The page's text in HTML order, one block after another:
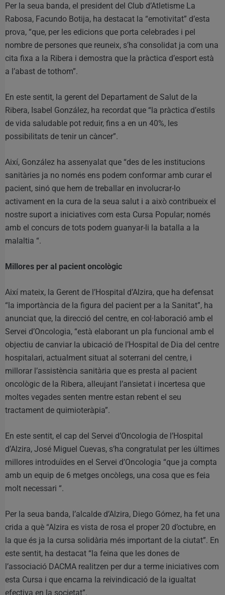
Per la seua banda, el president del Club d’Atletisme La
Rabosa, Facundo Botija, ha destacat la “emotivitat” d’esta
prova, “que, per les edicions que porta celebrades i pel
nombre de persones que reuneix, s’ha consolidat ja com una
cita fixa a la Ribera i demostra que la pràctica d’esport està
a l’abast de tothom”.
En este sentit, la gerent del Departament de Salut de la
Ribera, Isabel González, ha recordat que “la pràctica d’estils
de vida saludable pot reduir, fins a en un 40%, les
possibilitats de tenir un càncer”.
Així, González ha assenyalat que “des de les institucions
sanitàries ja no només ens podem conformar amb curar el
pacient, sinó que hem de treballar en involucrar-lo
activament en la cura de la seua salut i a això contribueix el
nostre suport a iniciatives com esta Cursa Popular; només
amb el concurs de tots podem guanyar-li la batalla a la
malaltia “.
Millores per al pacient oncològic
Així mateix, la Gerent de l’Hospital d’Alzira, que ha defensat
“la importància de la figura del pacient per a la Sanitat”, ha
anunciat que, la direcció del centre, en col·laboració amb el
Servei d’Oncologia, “està elaborant un pla funcional amb el
objectiu de canviar la ubicació de l’Hospital de Dia del centre
hospitalari, actualment situat al soterrani del centre, i
millorar l’assistència sanitària que es presta al pacient
oncològic de la Ribera, alleujant l’ansietat i incertesa que
moltes vegades senten mentre estan rebent el seu
tractament de quimioteràpia”.
En este sentit, el cap del Servei d’Oncologia de l’Hospital
d’Alzira, José Miguel Cuevas, s’ha congratulat per les últimes
millores introduïdes en el Servei d’Oncologia “que ja compta
amb un equip de 6 metges oncòlegs, una cosa que es feia
molt necessari “.
Per la seua banda, l’alcalde d’Alzira, Diego Gómez, ha fet una
crida a què “Alzira es vista de rosa el proper 20 d’octubre, en
la que és ja la cursa solidària més important de la ciutat”. En
este sentit, ha destacat “la feina que les dones de
l’associació DACMA realitzen per dur a terme iniciatives com
esta Cursa i que encarna la reivindicació de la igualtat
efectiva en la societat”.